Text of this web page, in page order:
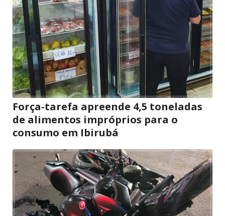
Força-tarefa apreende 4,5 toneladas
de alimentos impróprios para o
consumo em Ibirubá